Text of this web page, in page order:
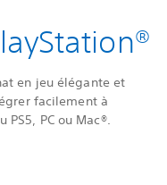
en jeu élégante et
facilement à
PC ou Mac®.